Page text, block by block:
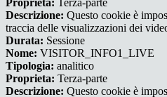
Proprieta: Terza-parte
Descrizione: Questo cookie è
traccia delle visualizzazioni dei
Durata: Sessione
Nome: VISITOR_INFO1_LIVE
Tipologia: analitico
Proprieta: Terza-parte
Descrizione: Questo cookie è